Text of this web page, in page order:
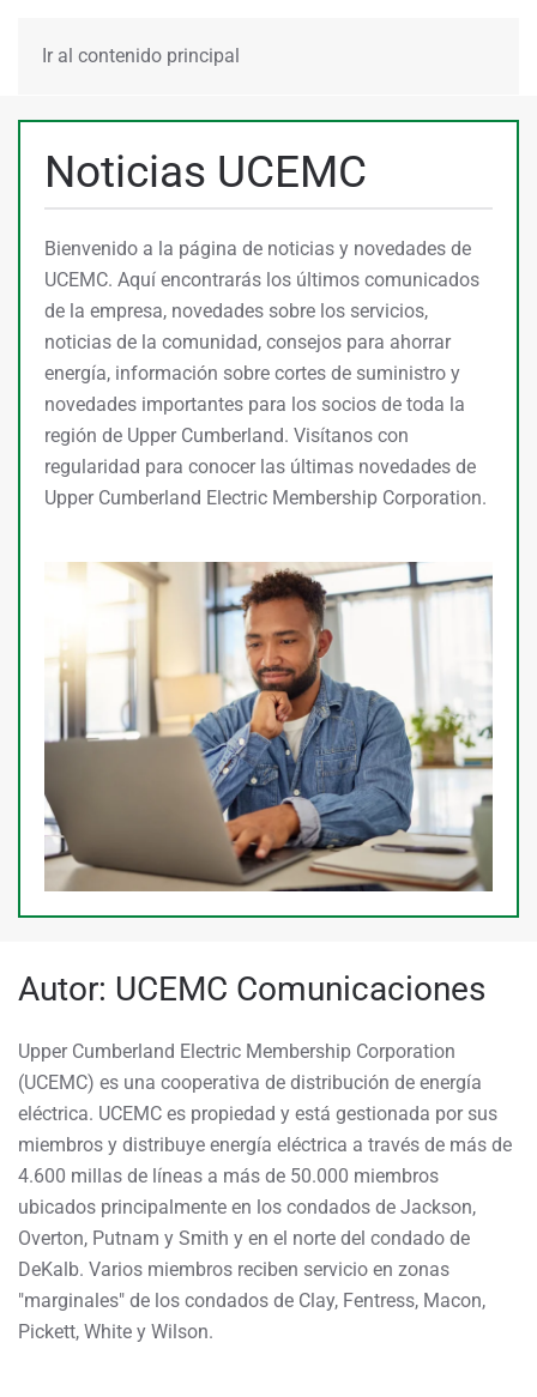
Ir al contenido principal
Noticias UCEMC
Bienvenido a la página de noticias y novedades de
UCEMC. Aquí encontrarás los últimos comunicados
de la empresa, novedades sobre los servicios,
noticias de la comunidad, consejos para ahorrar
energía, información sobre cortes de suministro y
novedades importantes para los socios de toda la
región de Upper Cumberland. Visítanos con
regularidad para conocer las últimas novedades de
Upper Cumberland Electric Membership Corporation.
Autor: UCEMC Comunicaciones
Upper Cumberland Electric Membership Corporation
(UCEMC) es una cooperativa de distribución de energía
eléctrica. UCEMC es propiedad y está gestionada por sus
miembros y distribuye energía eléctrica a través de más de
4.600 millas de líneas a más de 50.000 miembros
ubicados principalmente en los condados de Jackson,
Overton, Putnam y Smith y en el norte del condado de
DeKalb. Varios miembros reciben servicio en zonas
"marginales" de los condados de Clay, Fentress, Macon,
Pickett, White y Wilson.